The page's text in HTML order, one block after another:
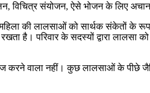
विचित्र संयोजन, ऐसे भोजन के लिए
की लालसाओं को सार्थक संकेतों
है। परिवार के सदस्यों द्वारा लालसा
करने वाला नहीं। कुछ लालसाओं के